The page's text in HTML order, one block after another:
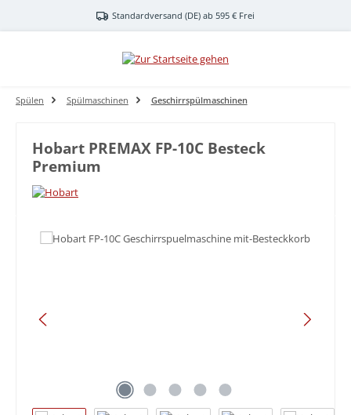
Zum Hauptinhalt springenStandardversand (DE) ab 595 € Frei
Spülen Spülmaschinen Geschirrspülmaschinen
Hobart PREMAX FP-10C Besteck
Premium
Bildergalerie überspringen